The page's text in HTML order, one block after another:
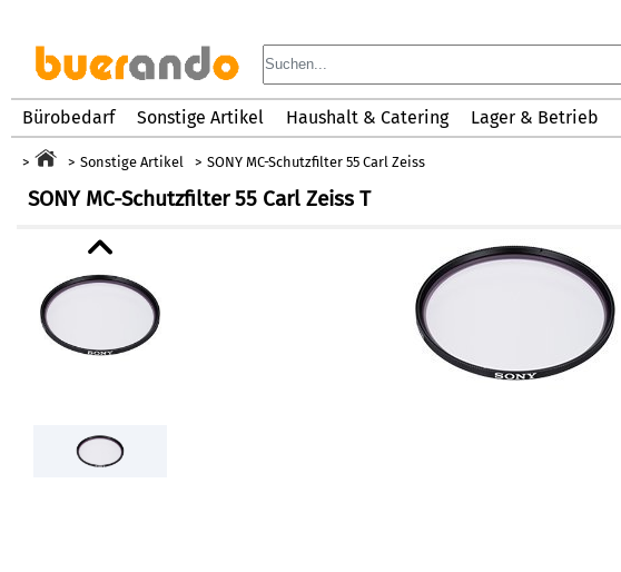
Bürobedarf Sonstige Artikel Haushalt & Catering Lager & Betrieb
Sonstige Artikel SONY MC-Schutzfilter 55 Carl Zeiss
SONY MC-Schutzfilter 55 Carl Zeiss T